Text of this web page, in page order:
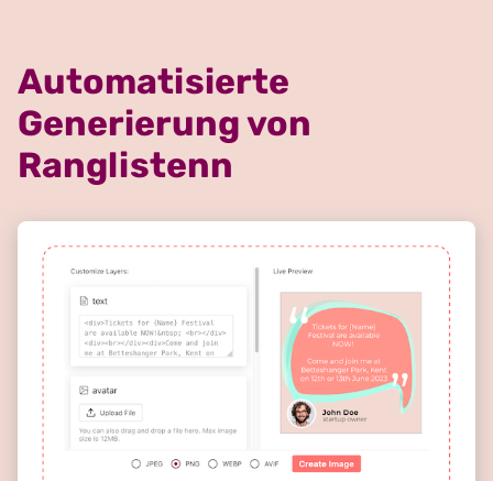
Automatisierte
Generierung von
Ranglistenn